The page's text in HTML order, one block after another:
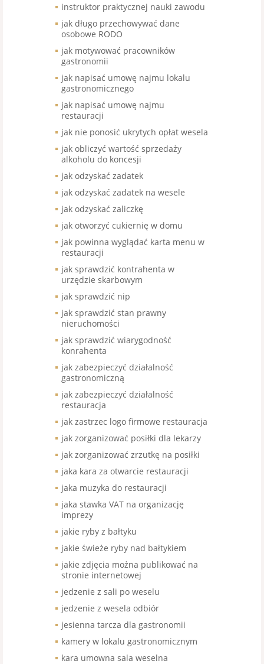
instruktor praktycznej nauki zawodu
jak długo przechowywać dane
osobowe RODO
jak motywować pracowników
gastronomii
jak napisać umowę najmu lokalu
gastronomicznego
jak napisać umowę najmu
restauracji
jak nie ponosić ukrytych opłat wesela
jak obliczyć wartość sprzedaży
alkoholu do koncesji
jak odzyskać zadatek
jak odzyskać zadatek na wesele
jak odzyskać zaliczkę
jak otworzyć cukiernię w domu
jak powinna wyglądać karta menu w
restauracji
jak sprawdzić kontrahenta w
urzędzie skarbowym
jak sprawdzić nip
jak sprawdzić stan prawny
nieruchomości
jak sprawdzić wiarygodność
konrahenta
jak zabezpieczyć działalność
gastronomiczną
jak zabezpieczyć działalność
restauracja
jak zastrzec logo firmowe restauracja
jak zorganizować posiłki dla lekarzy
jak zorganizować zrzutkę na posiłki
jaka kara za otwarcie restauracji
jaka muzyka do restauracji
jaka stawka VAT na organizację
imprezy
jakie ryby z bałtyku
jakie świeże ryby nad bałtykiem
jakie zdjęcia można publikować na
stronie internetowej
jedzenie z sali po weselu
jedzenie z wesela odbiór
jesienna tarcza dla gastronomii
kamery w lokalu gastronomicznym
kara umowna sala weselna